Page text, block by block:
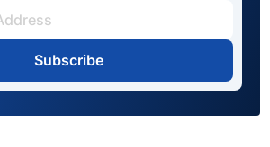
Subscribe